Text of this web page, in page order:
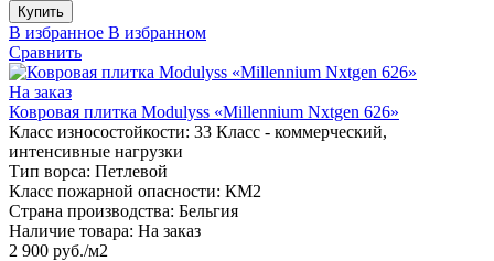
Купить
В избранное В избранном
Сравнить
На заказ
Ковровая плитка Modulyss «Millennium Nxtgen 626»
Класс износостойкости: 33 Класс - коммерческий,
интенсивные нагрузки
Тип ворса: Петлевой
Класс пожарной опасности: КМ2
Страна производства: Бельгия
Наличие товара: На заказ
2 900 руб./м2